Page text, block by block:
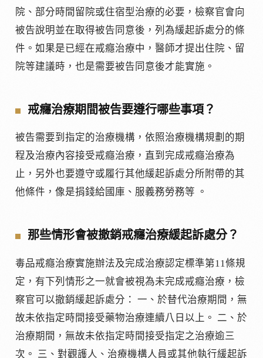
院、部分時間留院或住宿型治療的必要，檢察官會向
被告說明並在取得被告同意後，列為緩起訴處分的條
件。如果是已經在戒癮治療中，醫師才提出住院、留
院等建議時，也是需要被告同意後才能實施。
戒癮治療期間被告要遵行哪些事項？
被告需要到指定的治療機構，依照治療機構規劃的期
程及治療內容接受戒癮治療，直到完成戒癮治療為
止，另外也要遵守或履行其他緩起訴處分所附帶的其
他條件，像是捐錢給國庫、服義務勞務等 。
那些情形會被撤銷戒癮治療緩起訴處分？
毒品戒癮治療實施辦法及完成治療認定標準第11條規
定，有下列情形之一就會被視為未完成戒癮治療，檢
察官可以撤銷緩起訴處分： 一、於替代治療期間，無
故未依指定時間接受藥物治療連續八日以上。 二、於
治療期間，無故未依指定時間接受指定之治療逾三
次。 三、對觀護人、治療機構人員或其他執行緩起訴